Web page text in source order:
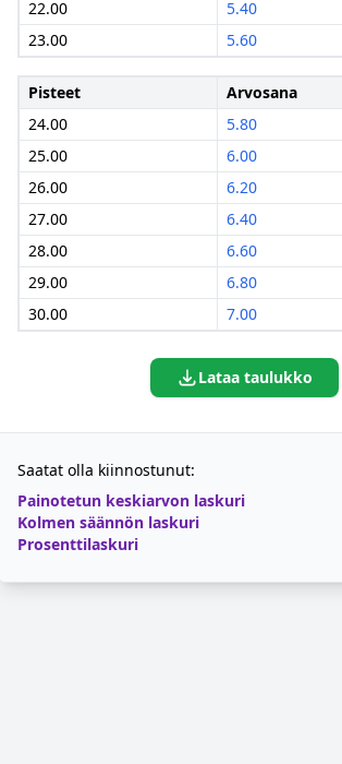
22.00
5.40
23.00
5.60
Pisteet
Arvosana
24.00
5.80
25.00
6.00
26.00
6.20
27.00
6.40
28.00
6.60
29.00
6.80
30.00
7.00
Lataa taulukko
Saatat olla kiinnostunut:
Painotetun keskiarvon laskuri
Kolmen säännön laskuri
Prosenttilaskuri